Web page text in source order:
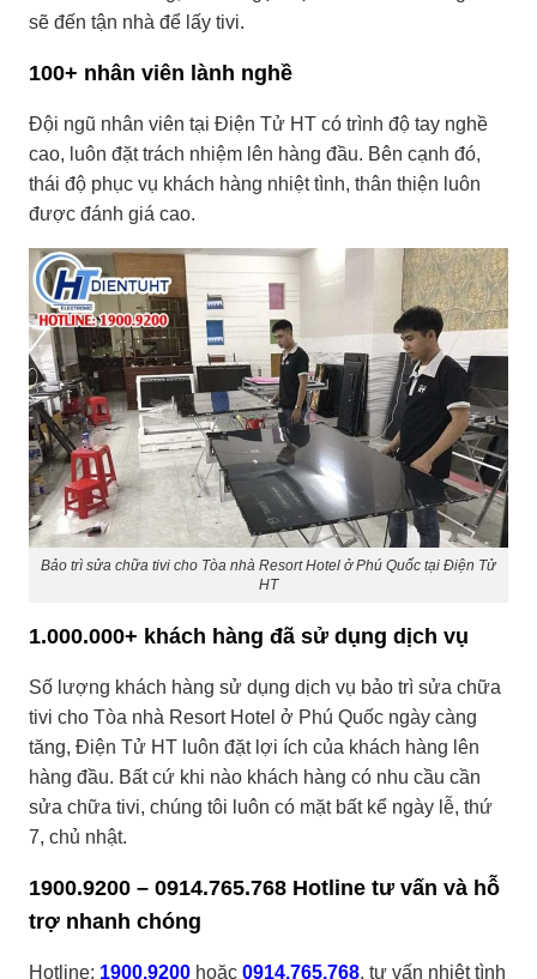
sẽ đến tận nhà để lấy tivi.
100+ nhân viên lành nghề
Đội ngũ nhân viên tại Điện Tử HT có trình độ tay nghề
cao, luôn đặt trách nhiệm lên hàng đầu. Bên cạnh đó,
thái độ phục vụ khách hàng nhiệt tình, thân thiện luôn
được đánh giá cao.
Bảo trì sửa chữa tivi cho Tòa nhà Resort Hotel ở Phú Quốc tại Điện Tử
HT
1.000.000+ khách hàng đã sử dụng dịch vụ
Số lượng khách hàng sử dụng dịch vụ bảo trì sửa chữa
tivi cho Tòa nhà Resort Hotel ở Phú Quốc ngày càng
tăng, Điện Tử HT luôn đặt lợi ích của khách hàng lên
hàng đầu. Bất cứ khi nào khách hàng có nhu cầu cần
sửa chữa tivi, chúng tôi luôn có mặt bất kể ngày lễ, thứ
7, chủ nhật.
1900.9200 – 0914.765.768 Hotline tư vấn và hỗ
trợ nhanh chóng
Hotline: 1900.9200 hoặc 0914.765.768, tư vấn nhiệt tình